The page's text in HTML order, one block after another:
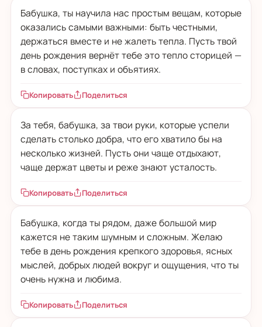
Бабушка, ты научила нас простым вещам, которые
оказались самыми важными: быть честными,
держаться вместе и не жалеть тепла. Пусть твой
день рождения вернёт тебе это тепло сторицей —
в словах, поступках и объятиях.
Копировать Поделиться
За тебя, бабушка, за твои руки, которые успели
сделать столько добра, что его хватило бы на
несколько жизней. Пусть они чаще отдыхают,
чаще держат цветы и реже знают усталость.
Копировать Поделиться
Бабушка, когда ты рядом, даже большой мир
кажется не таким шумным и сложным. Желаю
тебе в день рождения крепкого здоровья, ясных
мыслей, добрых людей вокруг и ощущения, что ты
очень нужна и любима.
Копировать Поделиться